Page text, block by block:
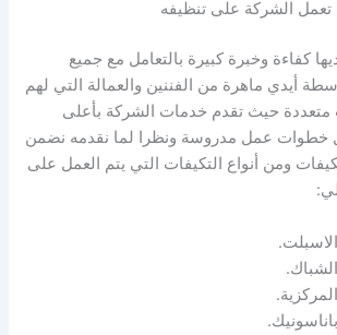
تعمل الشركة على تنظيفه
كفاءة وخبرة كبيرة بالتعامل مع جميع
أيدي ماهرة من الفننين والعمالة التي لهم
متعددة حيث تقدم خدمات الشركة بأعلى
خطوات عمل مدروسة ونظرا لما نقدمه نضمن
ومن أنواع التكيفات التي يتم العمل على